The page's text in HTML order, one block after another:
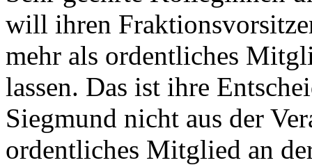
will ihren
mehr als ordentliches
lassen. Das ist ihre
Siegmund nicht aus der
ordentliches Mitglied an